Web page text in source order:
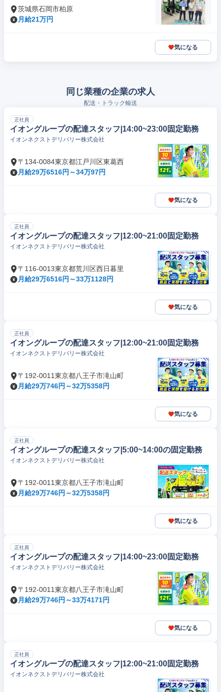
茨城県石岡市柏原
月給21万円
気になる
同じ業種の企業の求人
配送・トラック輸送
正社員
イオングループの配達スタッフ|14:00~23:00固定勤務
イオンネクストデリバリー株式会社
〒134-0084東京都江戸川区東葛西
月給29万6516円～34万97円
気になる
正社員
イオングループの配達スタッフ|12:00~21:00固定勤務
イオンネクストデリバリー株式会社
〒116-0013東京都荒川区西日暮里
月給29万6516円～33万1128円
気になる
正社員
イオングループの配達スタッフ|12:00~21:00固定勤務
イオンネクストデリバリー株式会社
〒192-0011東京都八王子市滝山町
月給29万746円～32万5358円
気になる
正社員
イオングループの配達スタッフ|5:00~14:00の固定勤務
イオンネクストデリバリー株式会社
〒192-0011東京都八王子市滝山町
月給29万746円～32万5358円
気になる
正社員
イオングループの配達スタッフ|14:00~23:00固定勤務
イオンネクストデリバリー株式会社
〒192-0011東京都八王子市滝山町
月給29万746円～33万4171円
気になる
正社員
イオングループの配達スタッフ|12:00~21:00固定勤務
イオンネクストデリバリー株式会社